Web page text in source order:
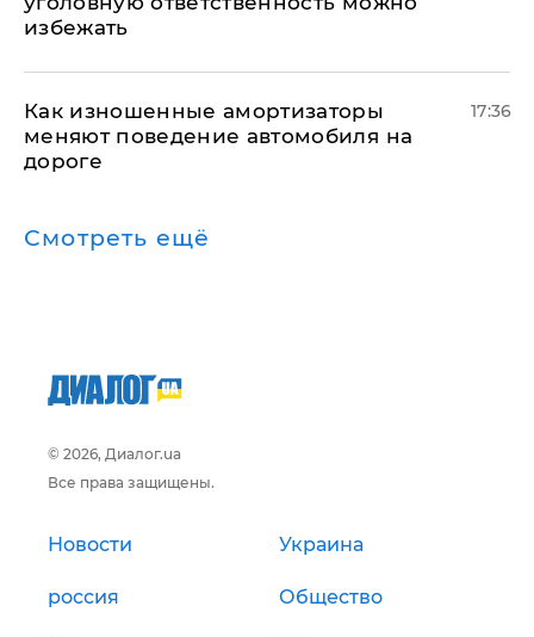
избежать
Как изношенные амортизаторы
меняют поведение автомобиля на
дороге
17:36
Смотреть ещё
© 2026, Диалог.ua
Все права защищены.
Новости Украина
россия Общество